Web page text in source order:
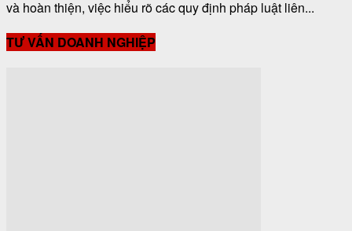
và hoàn thiện, việc hiểu rõ các quy định pháp luật liên...
TƯ VẤN DOANH NGHIỆP